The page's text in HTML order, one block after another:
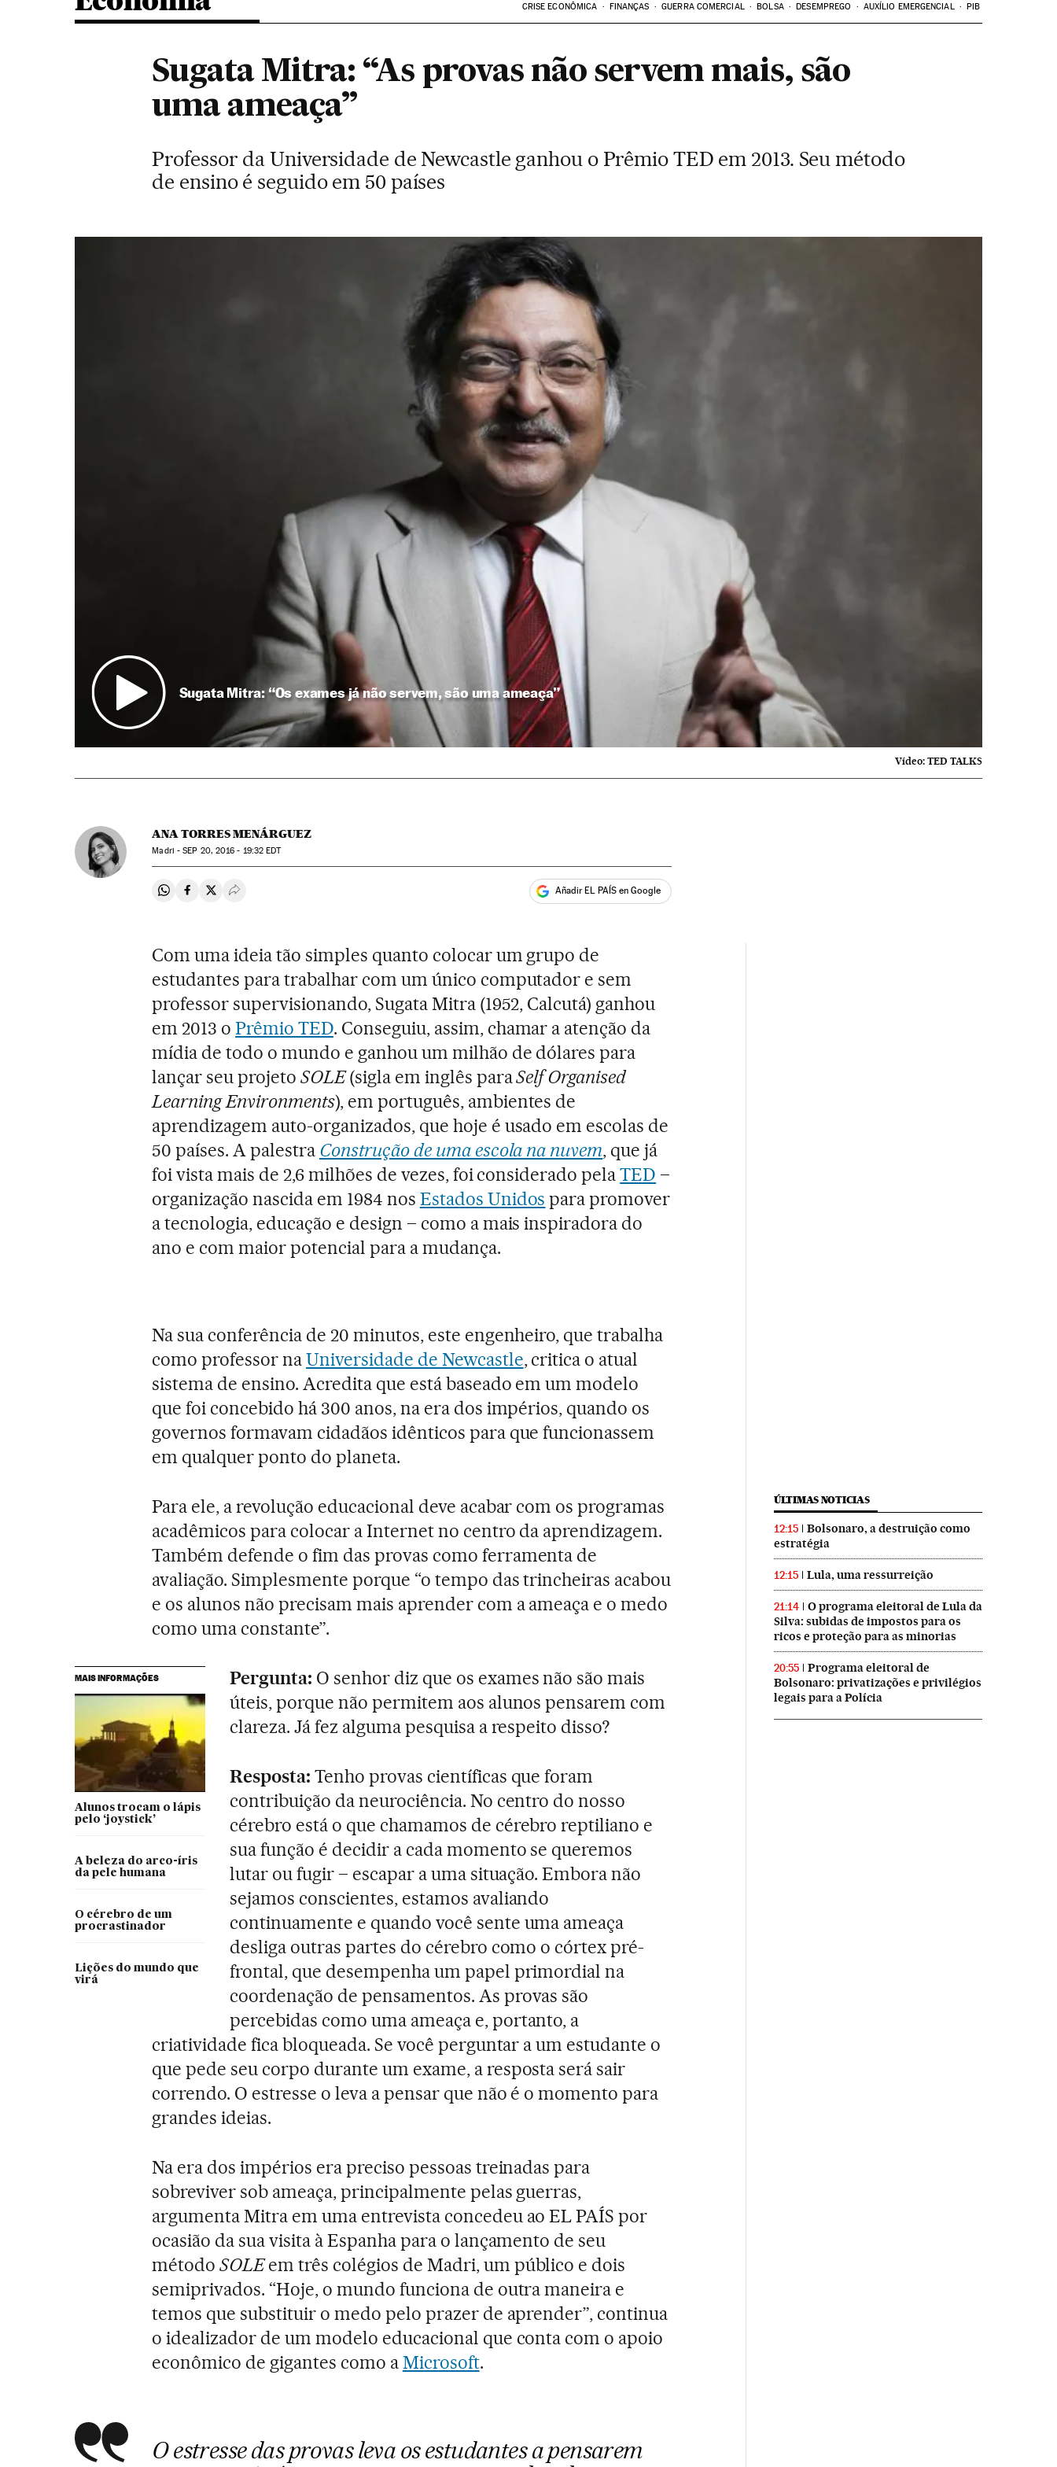
CRISE ECONÔMICA FINANÇAS GUERRA COMERCIAL BOLSA DESEMPREGO AUXÍLIO EMERGENCIAL PIB
Sugata Mitra: “As provas não servem mais, são
uma ameaça”
Professor da Universidade de Newcastle ganhou o Prêmio TED em 2013. Seu método
de ensino é seguido em 50 países
Sugata Mitra: “Os exames já não servem, são uma ameaça”
Vídeo: TED TALKS
ANA TORRES MENÁRGUEZ
Madri -SEP 20, 2016 - 19:32 EDT
Compartir en Whatsapp
Compartir en Facebook
Compartir en Twitter
Desplegar Redes Sociales Añadir EL PAÍS en Google
Com uma ideia tão simples quanto colocar um grupo de
estudantes para trabalhar com um único computador e sem
professor supervisionando, Sugata Mitra (1952, Calcutá) ganhou
em 2013 oPrêmio TED. Conseguiu, assim, chamar a atenção da
mídia de todo o mundo e ganhou um milhão de dólares para
lançar seu projeto SOLE(sigla em inglês paraSelf Organised
Learning Environments), em português, ambientes de
aprendizagem auto-organizados, que hoje é usado em escolas de
50 países. A palestra Construção de uma escola na nuvem, que já
foi vista mais de 2,6 milhões de vezes, foi considerado pelaTED –
organização nascida em 1984 nos Estados Unidos para promover
a tecnologia, educação e design – como a mais inspiradora do
ano e com maior potencial para a mudança.
Na sua conferência de 20 minutos, este engenheiro, que trabalha
como professor naUniversidade de Newcastle, critica o atual
sistema de ensino. Acredita que está baseado em um modelo
que foi concebido há 300 anos, na era dos impérios, quando os
governos formavam cidadãos idênticos para que funcionassem
em qualquer ponto do planeta.
Para ele, a revolução educacional deve acabar com os programas
acadêmicos para colocar a Internet no centro da aprendizagem.
Também defende o fim das provas como ferramenta de
avaliação. Simplesmente porque “o tempo das trincheiras acabou
e os alunos não precisam mais aprender com a ameaça e o medo
como uma constante”.
MAIS INFORMAÇÕES
Alunos trocam o lápis
pelo ‘joystick’
A beleza do arco-íris
da pele humana
O cérebro de um
procrastinador
Lições do mundo que
virá
Pergunta: O senhor diz que os exames não são mais
úteis, porque não permitem aos alunos pensarem com
clareza. Já fez alguma pesquisa a respeito disso?
Resposta: Tenho provas científicas que foram
contribuição da neurociência. No centro do nosso
cérebro está o que chamamos de cérebro reptiliano e
sua função é decidir a cada momento se queremos
lutar ou fugir – escapar a uma situação. Embora não
sejamos conscientes, estamos avaliando
continuamente e quando você sente uma ameaça
desliga outras partes do cérebro como o córtex pré-
frontal, que desempenha um papel primordial na
coordenação de pensamentos. As provas são
percebidas como uma ameaça e, portanto, a
criatividade fica bloqueada. Se você perguntar a um estudante o
que pede seu corpo durante um exame, a resposta será sair
correndo. O estresse o leva a pensar que não é o momento para
grandes ideias.
Na era dos impérios era preciso pessoas treinadas para
sobreviver sob ameaça, principalmente pelas guerras,
argumenta Mitra em uma entrevista concedeu ao EL PAÍS por
ocasião da sua visita à Espanha para o lançamento de seu
métodoSOLEem três colégios de Madri, um público e dois
semiprivados. “Hoje, o mundo funciona de outra maneira e
temos que substituir o medo pelo prazer de aprender”, continua
o idealizador de um modelo educacional que conta com o apoio
econômico de gigantes como aMicrosoft.
O estresse das provas leva os estudantes a pensarem
ÚLTIMAS NOTICIAS
12:15
Bolsonaro, a destruição como
estratégia
12:15 Lula, uma ressurreição
21:14
O programa eleitoral de Lula da
Silva: subidas de impostos para os
ricos e proteção para as minorias
20:55
Programa eleitoral de
Bolsonaro: privatizações e privilégios
legais para a Polícia